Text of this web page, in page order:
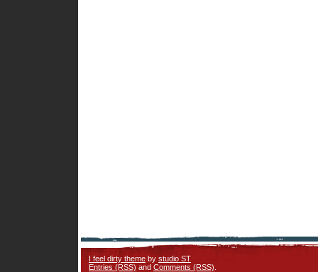
I feel dirty theme by studio ST
Entries (RSS) and Comments (RSS)